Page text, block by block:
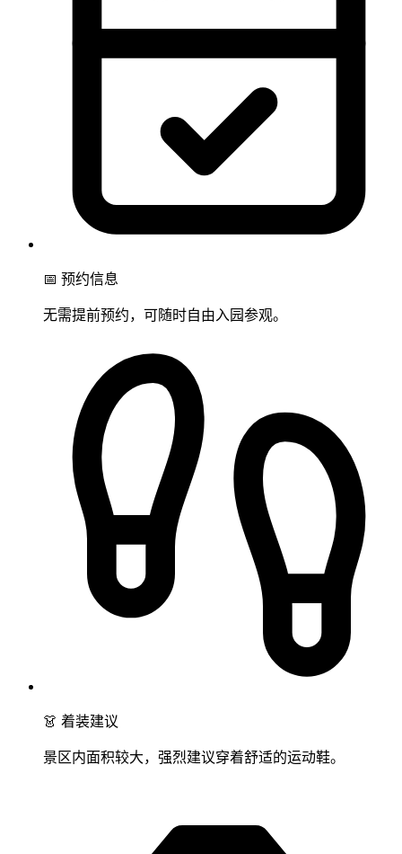
📅 预约信息
无需提前预约，可随时自由入园参观。
👗 着装建议
景区内面积较大，强烈建议穿着舒适的运动鞋。